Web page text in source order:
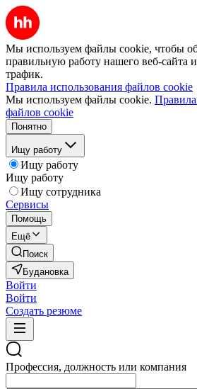
Мы используем файлы cookie, чтобы
правильную работу нашего веб-сайта
трафик.
Правила использования файлов cookie
Мы используем файлы cookie.
файлов cookie
Понятно
Ищу работу
Ищу работу
Ищу работу
Ищу сотрудника
Сервисы
Помощь
Ещё
Поиск
Будановка
Войти
Войти
Создать резюме
Профессия, должность или компания